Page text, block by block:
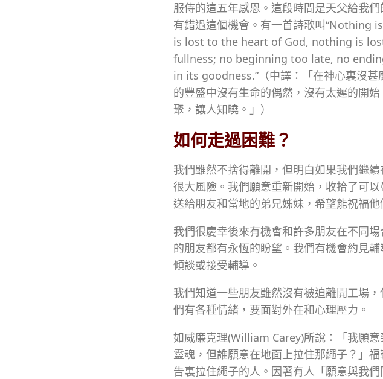
服侍的這五年感恩。這段時間是天父給我
有錯過這個機會。有一首詩歌叫“Nothing
is lost to the heart of God, nothing is
fullness; no beginning too late, no
in its goodness.”（中譯：「在神心裏沒
的豐盛中沒有生命的偶然，沒有太遲的開
聚，讓人知曉。」）
如何走過困難？
我們雖然不捨得離開，但明白如果我們繼
很大風險。我們願意重新開始，收拾了可
送給朋友和當地的弟兄姊妹，希望能祝福他
我們很慶幸後來有機會和許多朋友在不同
的朋友都有永恆的盼望。我們有機會約見
傾談或接受輔導。
我們知道一些朋友雖然沒有被迫離開工場
們有各種情緒，要面對外在和心理壓力。
如威廉克理(William Carey)所說：「我願
靈魂，但誰願意在地面上拉住那繩子？」
告裏拉住繩子的人。因著有人「願意與我